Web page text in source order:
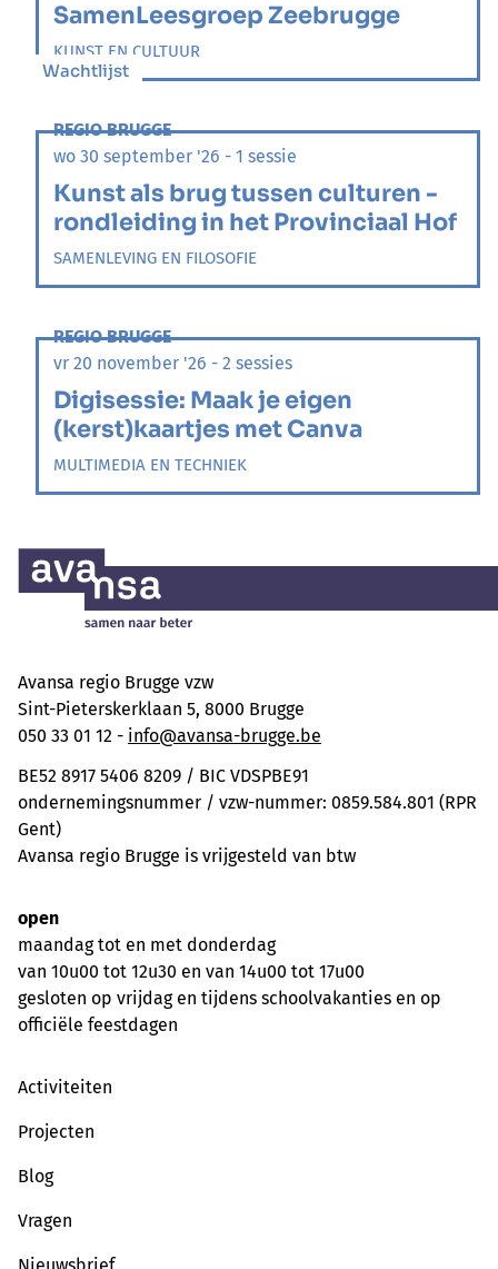
SamenLeesgroep Zeebrugge
KUNST EN CULTUUR
Wachtlijst
REGIO BRUGGE
wo 30 september '26 - 1 sessie
Kunst als brug tussen culturen -
rondleiding in het Provinciaal Hof
SAMENLEVING EN FILOSOFIE
REGIO BRUGGE
vr 20 november '26 - 2 sessies
Digisessie: Maak je eigen
(kerst)kaartjes met Canva
MULTIMEDIA EN TECHNIEK
Avansa regio Brugge vzw
Sint-Pieterskerklaan 5, 8000 Brugge
050 33 01 12 - info@avansa-brugge.be
BE52 8917 5406 8209 / BIC VDSPBE91
ondernemingsnummer / vzw-nummer: 0859.584.801 (RPR
Gent)
Avansa regio Brugge is vrijgesteld van btw
open
maandag tot en met donderdag
van 10u00 tot 12u30 en van 14u00 tot 17u00
gesloten op vrijdag en tijdens schoolvakanties en op
officiële feestdagen
Activiteiten
Projecten
Blog
Vragen